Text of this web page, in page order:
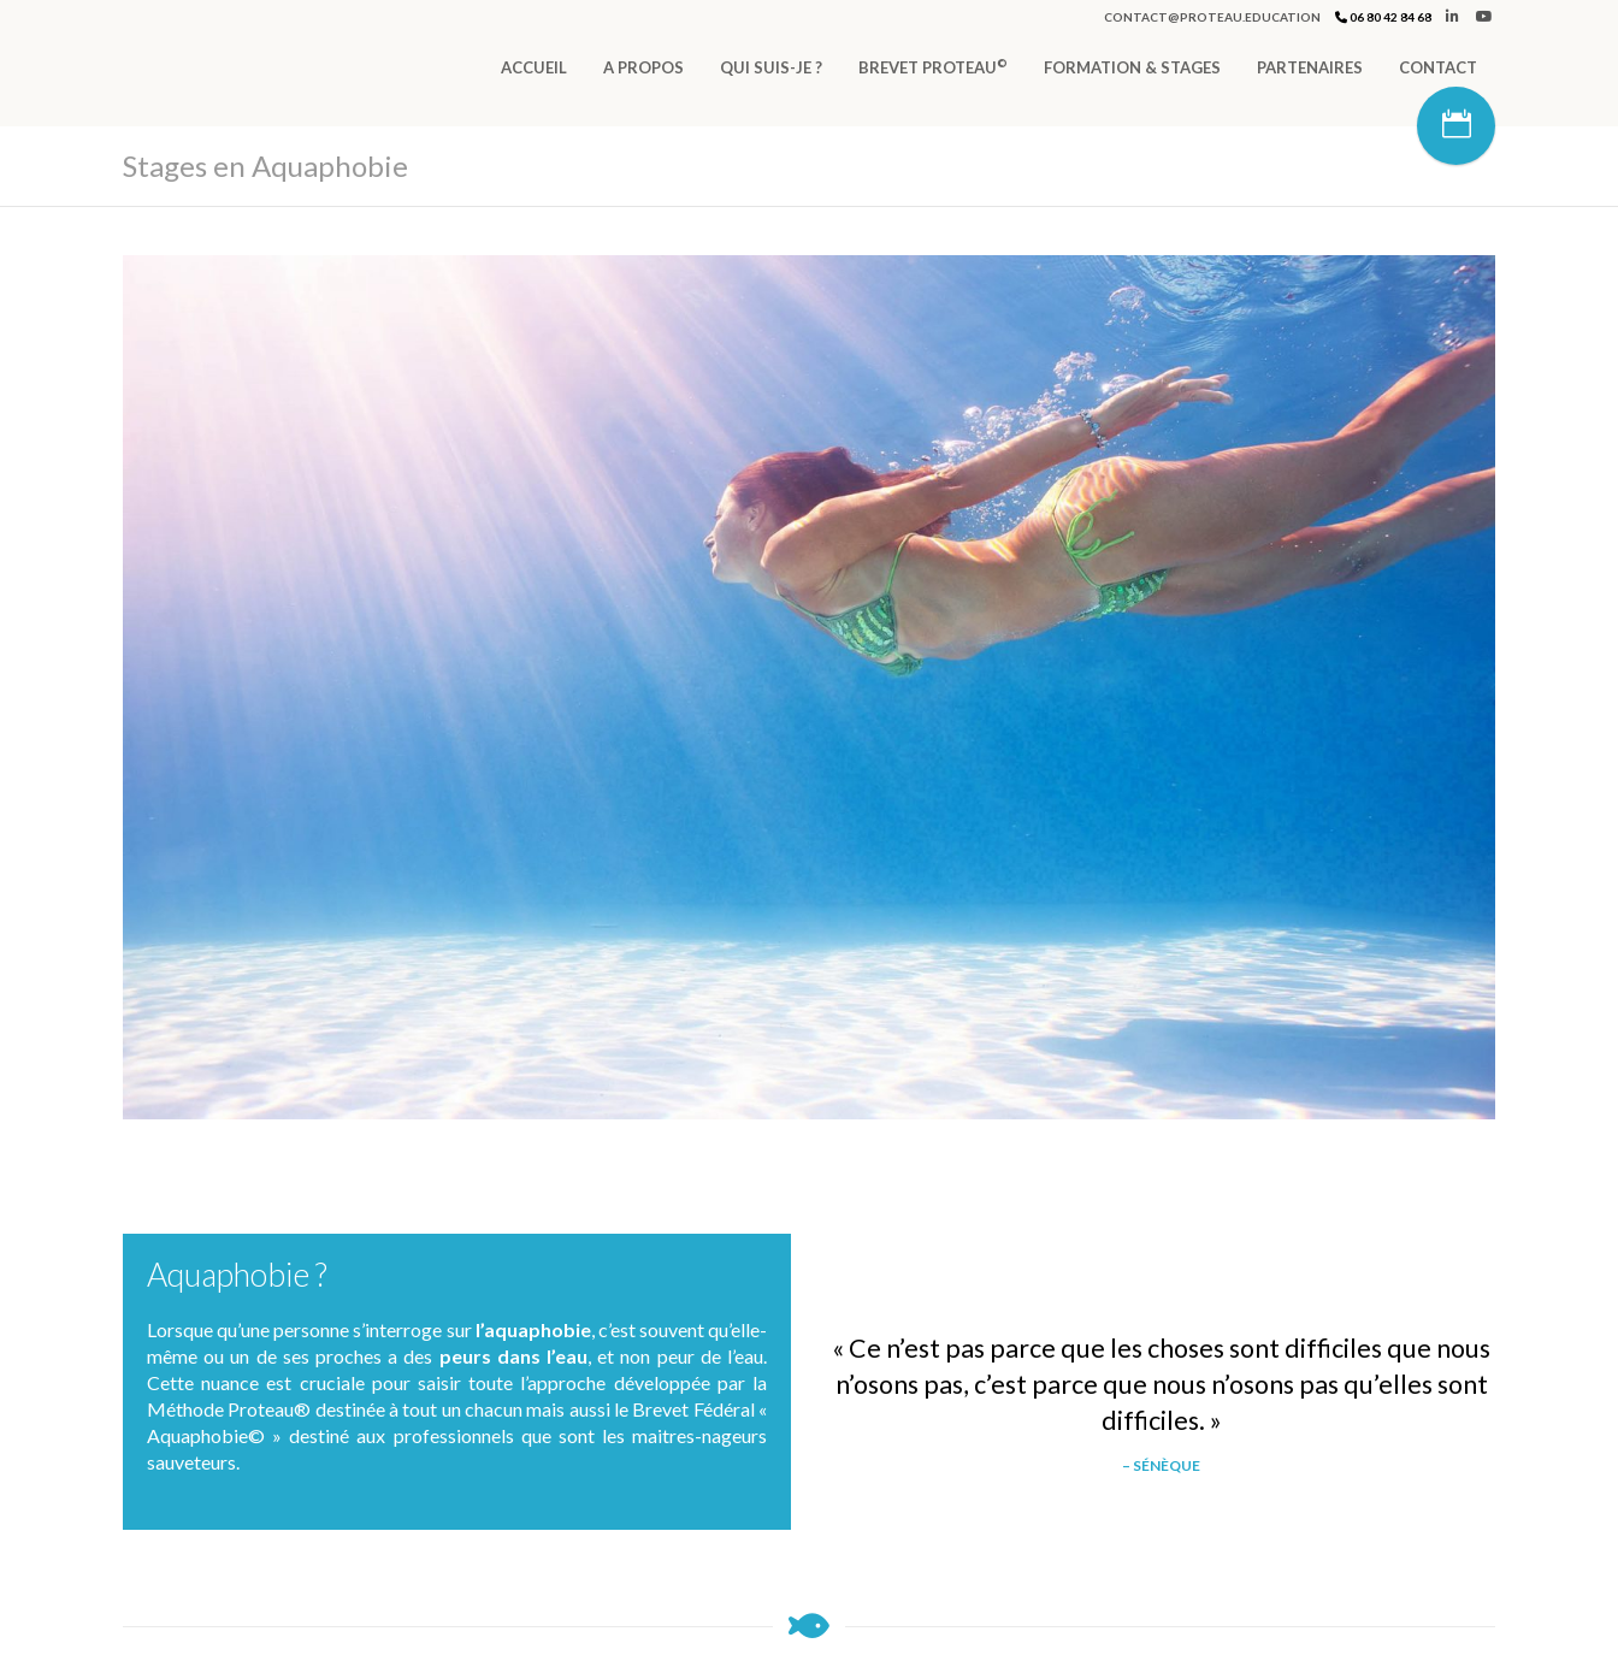
CONTACT@PROTEAU.EDUCATION 06 80 42 84 68
ACCUEIL A PROPOS QUI SUIS-JE ? BREVET PROTEAU© FORMATION & STAGES PARTENAIRES CONTACT
Stages en Aquaphobie
Aquaphobie ?
Lorsque qu’une personne s’interroge sur l’aquaphobie, c’est souvent qu’elle-
même ou un de ses proches a des peurs dans l’eau , et non peur de l’eau.
Cette nuance est cruciale pour saisir toute l’approche développée par la
Méthode Proteau® destinée à tout un chacun mais aussi le Brevet Fédéral «
Aquaphobie© » destiné aux professionnels que sont les maitres-nageurs
sauveteurs.
« Ce n’est pas parce que les choses sont difficiles que nous
n’osons pas, c’est parce que nous n’osons pas qu’elles sont
difficiles. »
– SÉNÈQUE